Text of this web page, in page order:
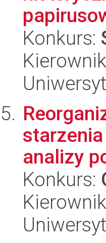
Konkurs:
analizy
Konkurs: